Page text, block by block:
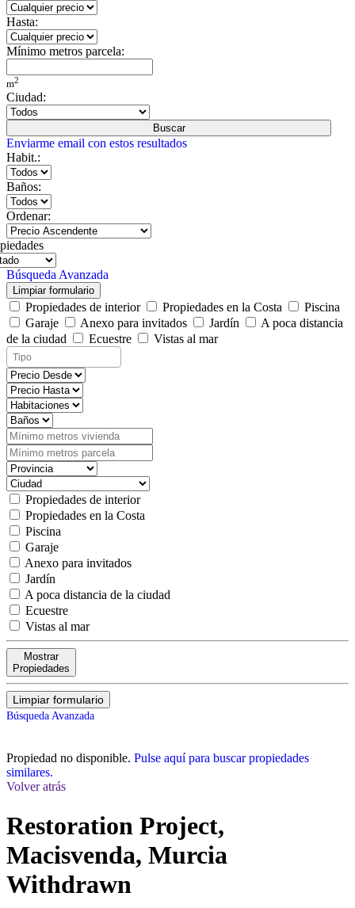
Hasta:
Mínimo metros parcela:
m2
Ciudad:
Buscar
Enviarme email con estos resultados
Habit.:
Baños:
Ordenar:
Búsqueda Avanzada
Limpiar formulario
Propiedades de interior Propiedades en la Costa
Piscina
Garaje
Anexo para invitados Jardín
A poca distancia
de la ciudad
Ecuestre Vistas al mar
Propiedades de interior
Propiedades en la Costa
Piscina
Garaje
Anexo para invitados
Jardín
A poca distancia de la ciudad
Ecuestre
Vistas al mar
Mostrar
Propiedades
Limpiar formulario
Búsqueda Avanzada
Propiedad no disponible. Pulse aquí para buscar propiedades
similares.
Volver atrás
Restoration Project,
Macisvenda, Murcia
Withdrawn